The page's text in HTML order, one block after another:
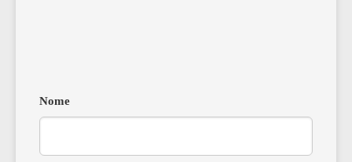
Nome